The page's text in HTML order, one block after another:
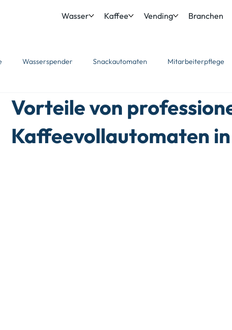
Wasser Kaffee Vending Branchen
Wasserspender Snackautomaten Mitarbeiterpflege
Vorteile von
Kaffeevollautomaten